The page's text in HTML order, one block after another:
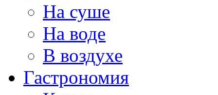
На суше
На воде
В воздухе
Гастрономия